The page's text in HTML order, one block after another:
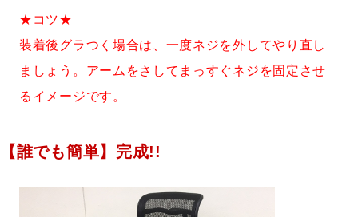
★コツ★
装着後グラつく場合は、一度ネジを外してやり直し
ましょう。アームをさしてまっすぐネジを固定させ
るイメージです。
【誰でも簡単】完成!!